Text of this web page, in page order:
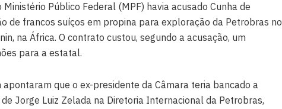
Público Federal (MPF) havia acusado Cunha de
de francos suíços em propina para exploração da Petrobras no
na África. O contrato custou, segundo a acusação, um
para a estatal.
que o ex-presidente da Câmara teria bancado a
Jorge Luiz Zelada na Diretoria Internacional da Petrobras,